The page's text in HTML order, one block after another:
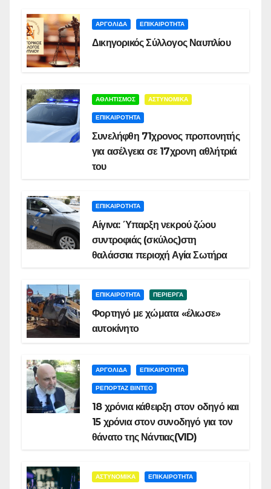
ΑΡΓΟΛΙΔΑ ΕΠΙΚΑΙΡΟΤΗΤΑ
Δικηγορικός Σύλλογος Ναυπλίου
ΑΘΛΗΤΙΣΜΟΣ ΑΣΤΥΝΟΜΙΚΑ
ΕΠΙΚΑΙΡΟΤΗΤΑ
Συνελήφθη 71χρονος προπονητής
για ασέλγεια σε 17χρονη αθλήτριά
του
ΕΠΙΚΑΙΡΟΤΗΤΑ
Αίγινα: Ύπαρξη νεκρού ζώου
συντροφιάς (σκύλος)στη
θαλάσσια περιοχή Αγία Σωτήρα
ΕΠΙΚΑΙΡΟΤΗΤΑ ΠΕΡΙΕΡΓΑ
Φορτηγό με χώματα «έλιωσε»
αυτοκίνητο
ΑΡΓΟΛΙΔΑ ΕΠΙΚΑΙΡΟΤΗΤΑ
ΡΕΠΟΡΤΑΖ ΒΙΝΤΕΟ
18 χρόνια κάθειρξη στον οδηγό και
15 χρόνια στον συνοδηγό για τον
θάνατο της Νάντιας(VID)
ΑΣΤΥΝΟΜΙΚΑ ΕΠΙΚΑΙΡΟΤΗΤΑ